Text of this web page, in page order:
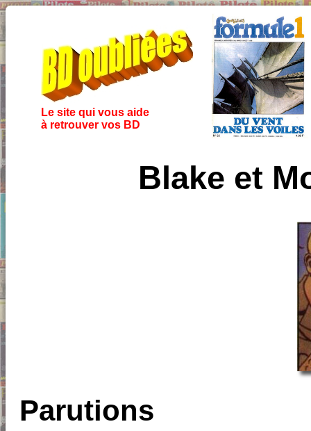
Le site qui vous aide
à retrouver vos BD
Blake et
Parutions